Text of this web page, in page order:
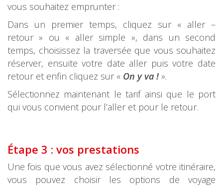
vous souhaitez emprunter :
Dans un premier temps, cliquez sur « aller –
retour » ou « aller simple », dans un second
temps, choisissez la traversée que vous souhaitez
réserver, ensuite votre date aller puis votre date
retour et enfin cliquez sur « On y va !».
Sélectionnez maintenant le tarif ainsi que le port
qui vous convient pour l’aller et pour le retour.
Étape 3 : vos prestations
Une fois que vous avez sélectionné votre itinéraire,
vous pouvez choisir les options de voyage